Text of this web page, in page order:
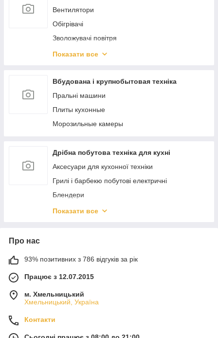
Випрямлячі для волосся, Плойки, Гофре
Масажне обладнання
Зубні електрощітки
Манікюрні набори
Торгові ваги
Ваги для багажу
Ваги підлогові
Вентилятори
Обігрівачі
Зволожувачі повітря
Бойлеры
Показати все
Вбудована і крупнобытовая техніка
Пральні машини
Плиты кухонные
Морозильные камеры
Дрібна побутова техніка для кухні
Аксесуари для кухонної техніки
Грилі і барбекю побутові електричні
Блендери
Бутербродниці і вафельниці
Кавоварки та кавомашини
Кавомолки
Кухонні комбайни та подрібнювачі
Скиборізки
Мікрохвильові печі
Міксери
Показати все
Про нас
93% позитивних з 786 відгуків за рік
Працює з 12.07.2015
м. Хмельницький
Хмельницький, Україна
Контакти